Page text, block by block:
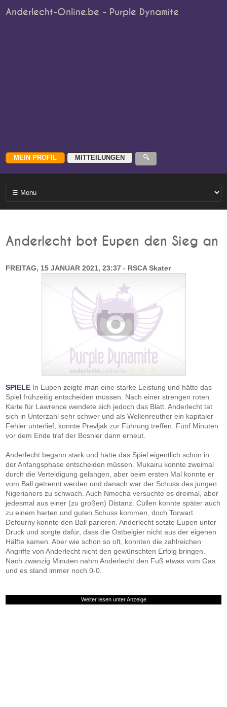
Anderlecht-Online.be - Purple Dynamite
Anderlecht bot Eupen den Sieg an
FREITAG, 15 JANUAR 2021, 23:37 - RSCA Skater
SPIELE In Eupen zeigte man eine starke Leistung und hätte das
Spiel frühzeitig entscheiden müssen. Nach einer strengen roten
Karte für Lawrence wendete sich jedoch das Blatt. Anderlecht tat
sich in Unterzahl sehr schwer und als Wellenreuther ein kapitaler
Fehler unterlief, konnte Prevljak zur Führung treffen. Fünf Minuten
vor dem Ende traf der Bosnier dann erneut.
Anderlecht begann stark und hätte das Spiel eigentlich schon in
der Anfangsphase entscheiden müssen. Mukairu konnte zweimal
durch die Verteidigung gelangen, aber beim ersten Mal konnte er
vom Ball getrennt werden und danach war der Schuss des jungen
Nigerianers zu schwach. Auch Nmecha versuchte es dreimal, aber
jedesmal aus einer (zu großen) Distanz. Cullen konnte später auch
zu einem harten und guten Schuss kommen, doch Torwart
Defourny konnte den Ball parieren. Anderlecht setzte Eupen unter
Druck und sorgte dafür, dass die Ostbelgier nicht aus der eigenen
Hälfte kamen. Aber wie schon so oft, konnten die zahlreichen
Angriffe von Anderlecht nicht den gewünschten Erfolg bringen.
Nach zwanzig Minuten nahm Anderlecht den Fuß etwas vom Gas
und es stand immer noch 0-0.
Weiter lesen unter Anzeige